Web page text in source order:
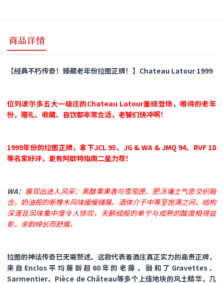
商品详情
【经典不朽传奇！臻藏老年份拉图正牌！】Chateau Latour 1999
位列波尔多五大一级庄的Chateau Latour重磅登场，难得的老年
份，赠礼、收藏、自饮都非常合适，老饕们快冲啊！
1999年份的拉图正牌，拿下JCL 95、JG & WA & JMQ 94、RVF 18
等名家好评，更有阿歇特指南二星力荐！
WA： 展现出迷人风采：黑醋栗果香与雪茄匣、肥沃壤土气息交织融
合，奶油般的新橡木风味缓缓铺展。酒体介于中等至饱满之间，结构
深邃且风味集中度令人惊叹，天鹅绒般的单宁与成熟的酸度相得益
彰，余韵绵长而舒展。
拉图的神话传奇已无需赘述。这款代表着酒庄真正实力的高贵正牌，
来自Enclos平均藤龄超60年的老藤，融和了Gravettes、
Sarmentier、Pièce de Château等多个上佳地块的风土精华，几